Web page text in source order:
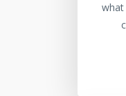
what